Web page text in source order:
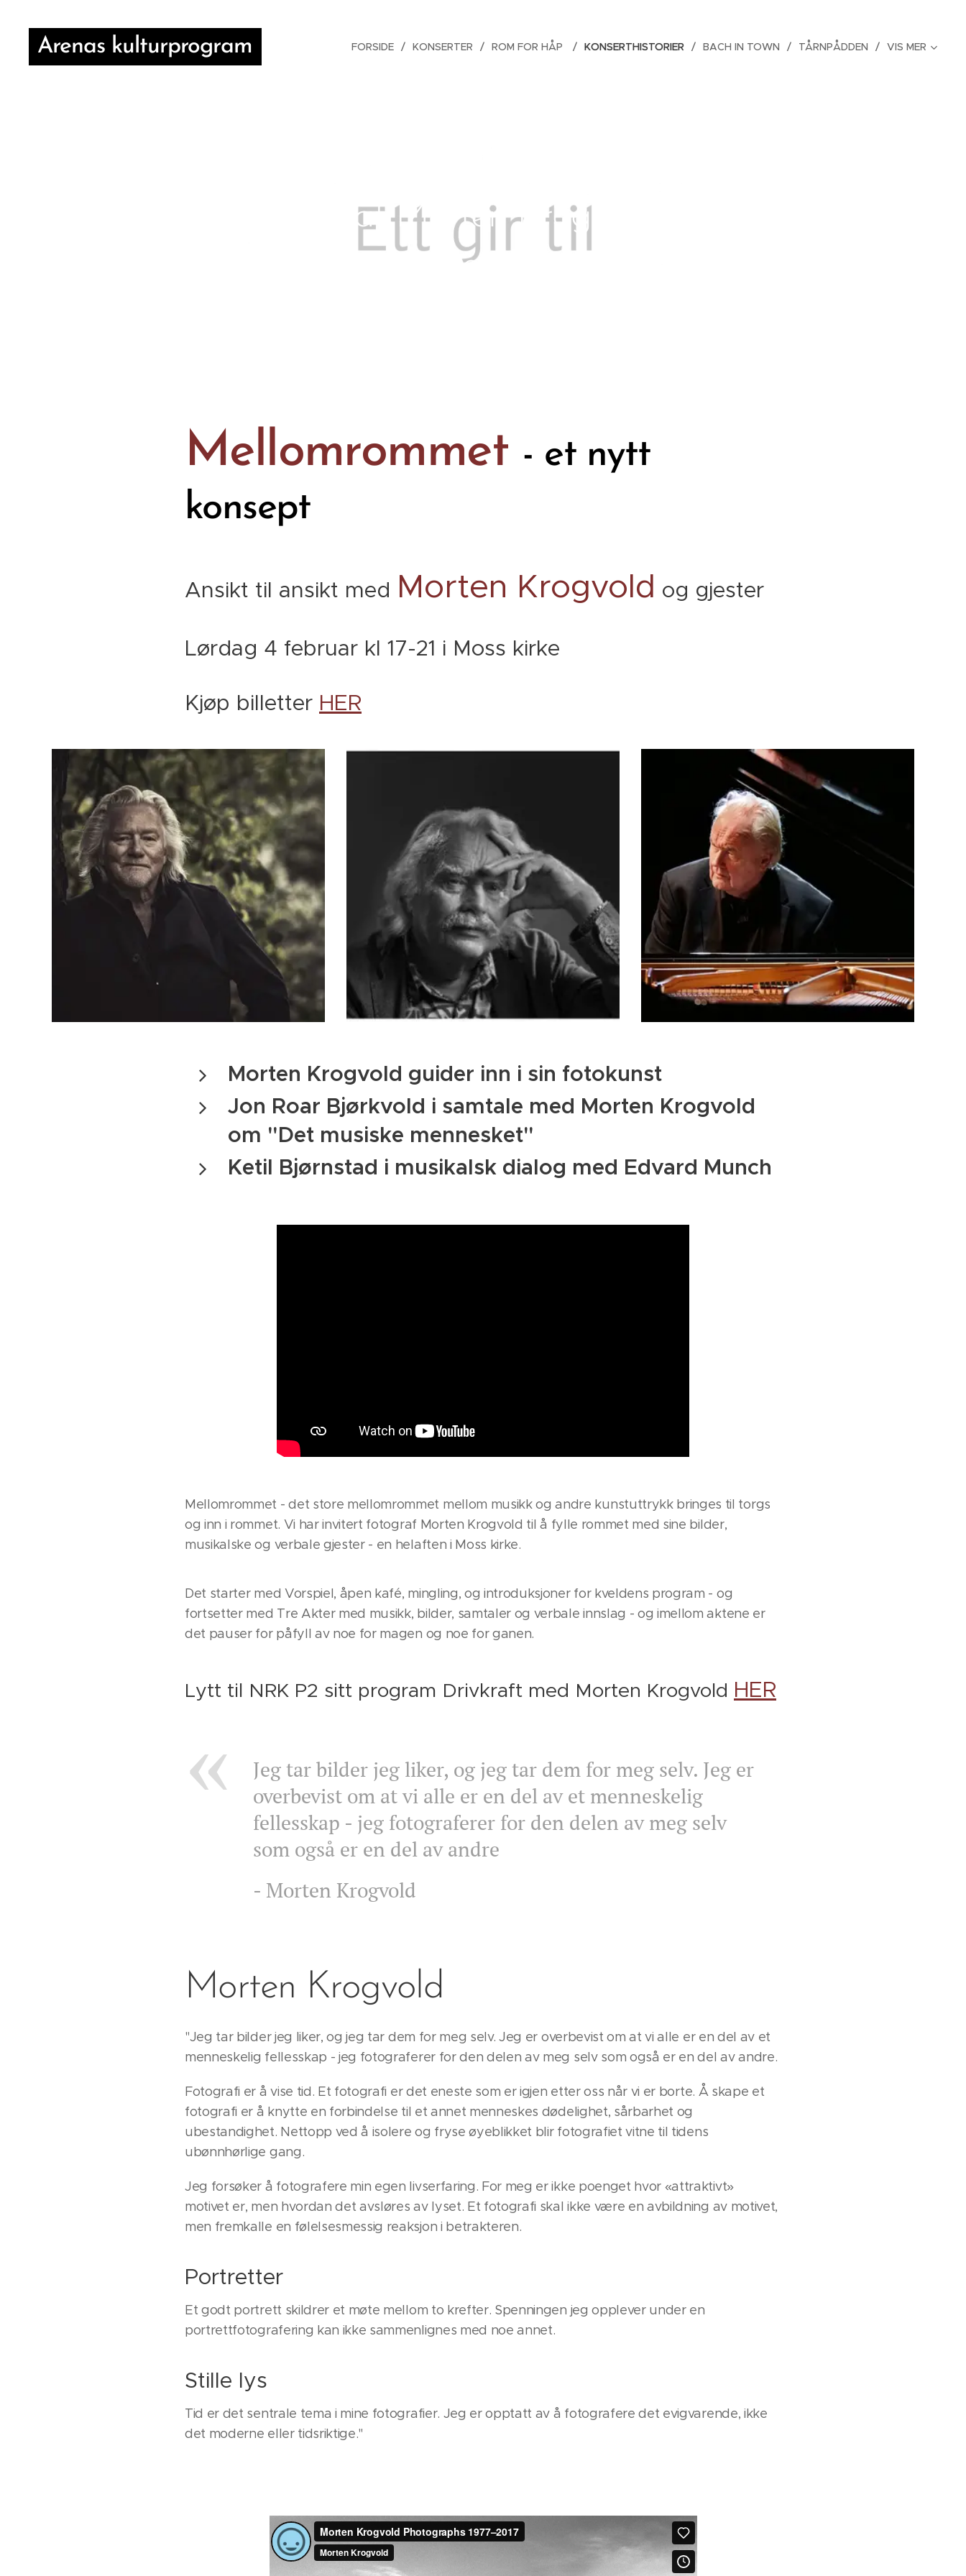
Arenas kulturprogram FORSIDE KONSERTER ROM FOR HÅP KONSERTHISTORIER BACH IN TOWN TÅRNPÅDDEN VIS MER
fotograf Morten Krogvold og
gjester
Mellomrommet - et nytt
konsept
Ansikt til ansikt med Morten Krogvold og gjester
Lørdag 4 februar kl 17-21 i Moss kirke
Kjøp billetter HER
Morten Krogvold guider inn i sin fotokunst
Jon Roar Bjørkvold i samtale med Morten Krogvold
om "Det musiske mennesket"
Ketil Bjørnstad i musikalsk dialog med Edvard Munch
Mellomrommet - det store mellomrommet mellom musikk og andre kunstuttrykk bringes til torgs
og inn i rommet. Vi har invitert fotograf Morten Krogvold til å fylle rommet med sine bilder,
musikalske og verbale gjester - en helaften i Moss kirke.
Det starter med Vorspiel, åpen kafé, mingling, og introduksjoner for kveldens program - og
fortsetter med Tre Akter med musikk, bilder, samtaler og verbale innslag - og imellom aktene er
det pauser for påfyll av noe for magen og noe for ganen.
Lytt til NRK P2 sitt program Drivkraft med Morten Krogvold HER
Jeg tar bilder jeg liker, og jeg tar dem for meg selv. Jeg er
overbevist om at vi alle er en del av et menneskelig
fellesskap - jeg fotograferer for den delen av meg selv
som også er en del av andre
- Morten Krogvold
Morten Krogvold
"Jeg tar bilder jeg liker, og jeg tar dem for meg selv. Jeg er overbevist om at vi alle er en del av et
menneskelig fellesskap - jeg fotograferer for den delen av meg selv som også er en del av andre.
Fotografi er å vise tid. Et fotografi er det eneste som er igjen etter oss når vi er borte. Å skape et
fotografi er å knytte en forbindelse til et annet menneskes dødelighet, sårbarhet og
ubestandighet. Nettopp ved å isolere og fryse øyeblikket blir fotografiet vitne til tidens
ubønnhørlige gang.
Jeg forsøker å fotografere min egen livserfaring. For meg er ikke poenget hvor «attraktivt»
motivet er, men hvordan det avsløres av lyset. Et fotografi skal ikke være en avbildning av motivet,
men fremkalle en følelsesmessig reaksjon i betrakteren.
Portretter
Et godt portrett skildrer et møte mellom to krefter. Spenningen jeg opplever under en
portrettfotografering kan ikke sammenlignes med noe annet.
Stille lys
Tid er det sentrale tema i mine fotografier. Jeg er opptatt av å fotografere det evigvarende, ikke
det moderne eller tidsriktige."